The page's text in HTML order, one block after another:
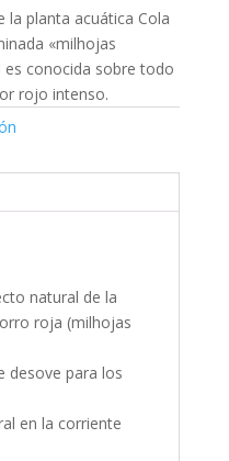
la planta acuática Cola
«milhojas
es conocida sobre todo
rojo intenso.
natural de la
roja (milhojas
desove para los
en la corriente